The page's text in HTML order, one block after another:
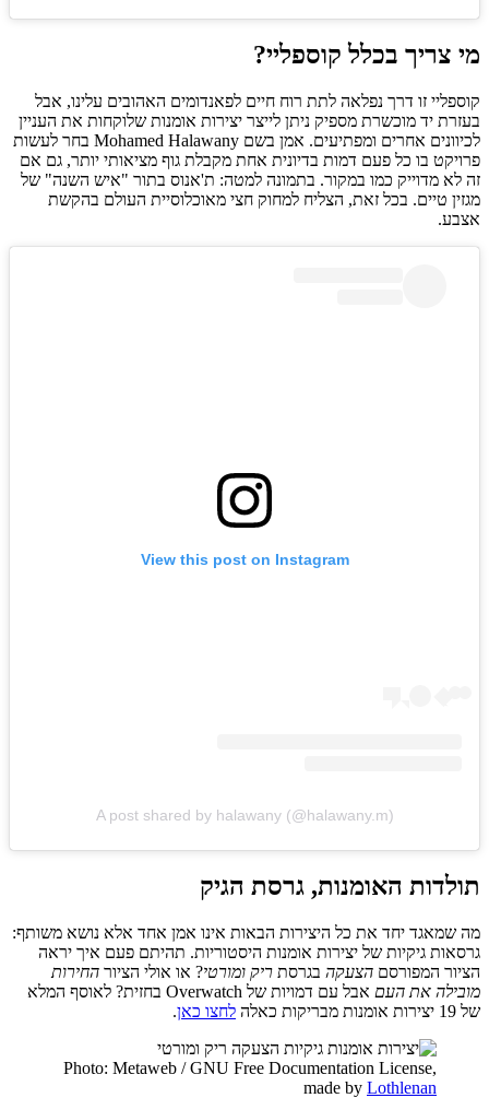
מי צריך בכלל קוספליי?
קוספליי זו דרך נפלאה לתת רוח חיים לפאנדומים האהובים עלינו, אבל
בעזרת יד מוכשרת מספיק ניתן לייצר יצירות אומנות שלוקחות את העניין
לכיוונים אחרים ומפתיעים. אמן בשם Mohamed Halawany בחר לעשות
פרויקט בו כל פעם דמות בדיונית אחת מקבלת גוף מציאותי יותר, גם אם
זה לא מדוייק כמו במקור. בתמונה למטה: ת'אנוס בתור "איש השנה" של
מגזין טיים. בכל זאת, הצליח למחוק חצי מאוכלוסיית העולם בהקשת
אצבע.
View this post on Instagram
A post shared by halawany (@halawany.m)
תולדות האומנות, גרסת הגיק
מה שמאגד יחד את כל היצירות הבאות אינו אמן אחד אלא נושא משותף:
גרסאות גיקיות של יצירות אומנות היסטוריות. תהיתם פעם איך יראה
הציור המפורסם הצעקה בגרסת ריק ומורטי? או אולי הציור החירות
מובילה את העם
אבל עם דמויות של Overwatch בחזית? לאוסף המלא
של 19 יצירות אומנות מבריקות כאלה
לחצו כאן.
Photo: Metaweb / GNU Free Documentation License,
made by Lothlenan